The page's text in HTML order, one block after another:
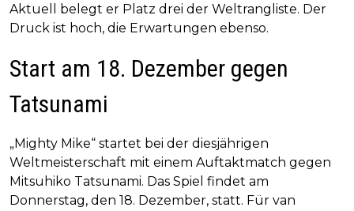
Aktuell belegt er Platz drei der Weltrangliste. Der
Druck ist hoch, die Erwartungen ebenso.
Start am 18. Dezember gegen
Tatsunami
„Mighty Mike“ startet bei der diesjährigen
Weltmeisterschaft mit einem Auftaktmatch gegen
Mitsuhiko Tatsunami. Das Spiel findet am
Donnerstag, den 18. Dezember, statt. Für van